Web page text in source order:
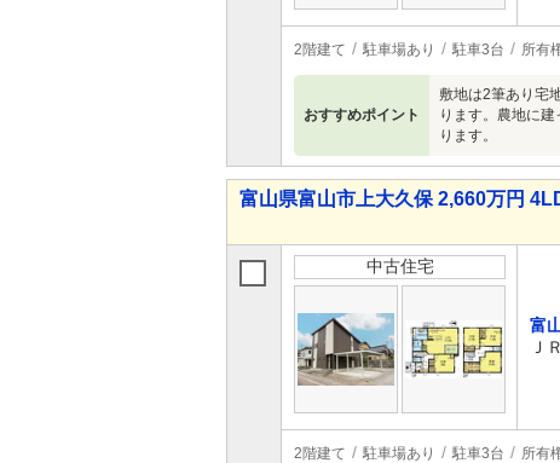
2階建て 駐車場あり 駐車3台 所有
おすすめポイント
敷地は2筆あり宅
ります。農地に
ります。
富山県富山市上大久保 2,660万円
中古住宅
富
Ｊ
2階建て 駐車場あり 駐車3台 所有